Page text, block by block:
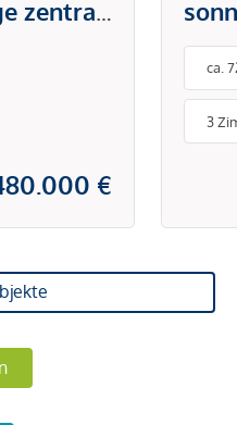
zentral
€
ca.
3